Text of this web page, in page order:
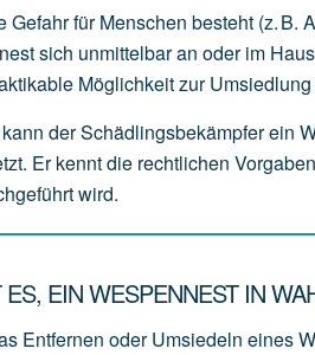
Gefahr für Menschen besteht (z.B.
sich unmittelbar an oder im Haus
Möglichkeitzur Umsiedlung
der Schädlingsbekämpfer ein
Er kennt die rechtlichen
wird.
EIN WESPENNEST IN
Entfernen oder Umsiedeln eines